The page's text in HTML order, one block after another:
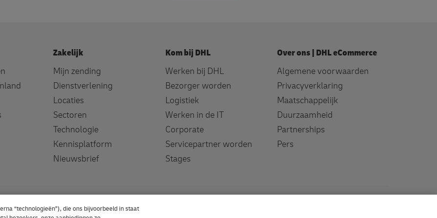
Zakelijk
Mijn zending
Dienstverlening
Locaties
Sectoren
Technologie
Kennisplatform
Nieuwsbrief
Kom bij DHL
Werken bij DHL
Bezorger worden
Logistiek
Werken in de IT
Corporate
Servicepartner worden
Stages
Over ons | DHL eCommerce
Algemene voorwaarden
Privacyverklaring
Maatschappelijk
Duurzaamheid
Partnerships
Pers
“technologieën”), die ons bijvoorbeeld in staat